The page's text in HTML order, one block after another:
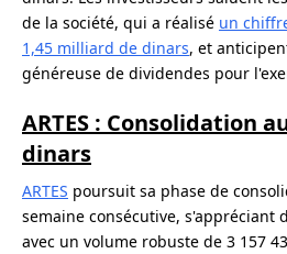
de la société, qui a réalisé un
1,45 milliard de dinars, et
généreuse de dividendes pour
ARTES : Consolidation
dinars
ARTES poursuit sa phase de
semaine consécutive, s'appréciant
avec un volume robuste de 3 157